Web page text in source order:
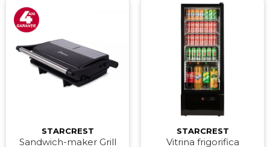
STARCREST
Sandwich-maker Grill
STARCREST
Vitrina frigorifica